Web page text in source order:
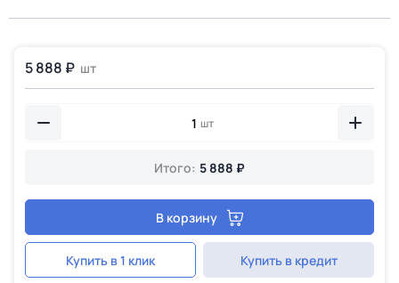
5 888 ₽ шт
шт
Итого: 5 888 ₽
В корзину
Купить в 1 клик Купить в кредит